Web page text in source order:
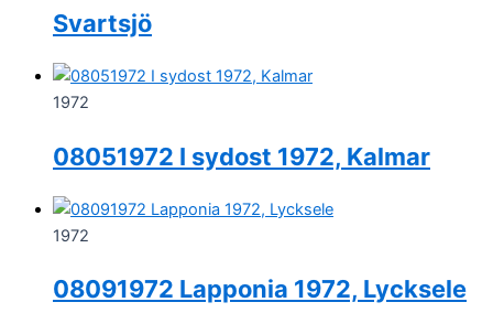
Svartsjö
1972
08051972 I sydost 1972, Kalmar
1972
08091972 Lapponia 1972, Lycksele